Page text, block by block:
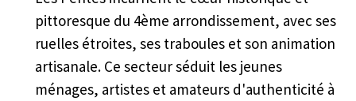
pittoresque du 4ème arrondissement, avec ses
ruelles étroites, ses traboules et son animation
artisanale. Ce secteur séduit les jeunes
ménages, artistes et amateurs d'authenticité à